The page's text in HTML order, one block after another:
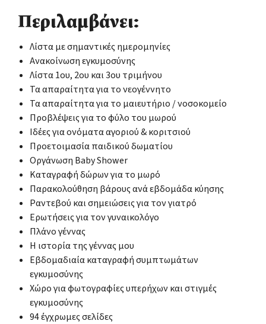
Περιλαμβάνει:
Λίστα με σημαντικές ημερομηνίες
Ανακοίνωση εγκυμοσύνης
Λίστα 1ου, 2ου και 3ου τριμήνου
Τα απαραίτητα για το νεογέννητο
Τα απαραίτητα για το μαιευτήριο / νοσοκομείο
Προβλέψεις για το φύλο του μωρού
Ιδέες για ονόματα αγοριού & κοριτσιού
Προετοιμασία παιδικού δωματίου
Οργάνωση Baby Shower
Καταγραφή δώρων για το μωρό
Παρακολούθηση βάρους ανά εβδομάδα κύησης
Ραντεβού και σημειώσεις για τον γιατρό
Ερωτήσεις για τον γυναικολόγο
Πλάνο γέννας
Η ιστορία της γέννας μου
Εβδομαδιαία καταγραφή συμπτωμάτων
εγκυμοσύνης
Χώρο για φωτογραφίες υπερήχων και στιγμές
εγκυμοσύνης
94 έγχρωμες σελίδες